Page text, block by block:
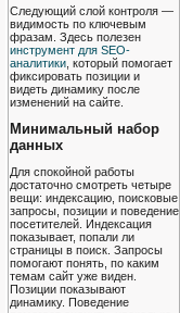
Следующий слой контроля —
видимость по ключевым
фразам. Здесь полезен
инструмент для SEO-
аналитики , который помогает
фиксировать позиции и
видеть динамику после
изменений на сайте.
Минимальный набор
данных
Для спокойной работы
достаточно смотреть четыре
вещи: индексацию, поисковые
запросы, позиции и поведение
посетителей. Индексация
показывает, попали ли
страницы в поиск. Запросы
помогают понять, по каким
темам сайт уже виден.
Позиции показывают
динамику. Поведение